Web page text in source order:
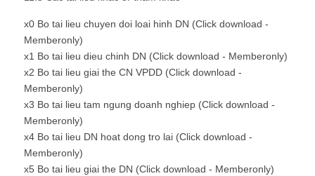
x0 Bo tai lieu chuyen doi loai hinh DN (Click download -
Memberonly)
x1 Bo tai lieu dieu chinh DN (Click download - Memberonly)
x2 Bo tai lieu giai the CN VPDD (Click download -
Memberonly)
x3 Bo tai lieu tam ngung doanh nghiep (Click download -
Memberonly)
x4 Bo tai lieu DN hoat dong tro lai (Click download -
Memberonly)
x5 Bo tai lieu giai the DN (Click download - Memberonly)